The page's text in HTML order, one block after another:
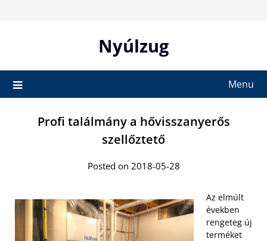
Nyúlzug
Menu
Profi találmány a hővisszanyerős
szellőztető
Posted on 2018-05-28
Az elmúlt
években
rengeteg új
terméket